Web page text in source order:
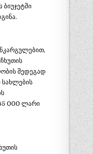
შედეგად
000 ლარი